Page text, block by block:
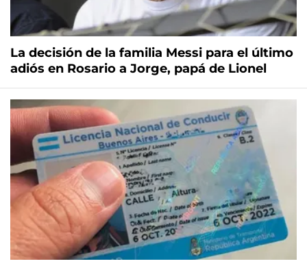
La decisión de la familia Messi para el último
adiós en Rosario a Jorge, papá de Lionel